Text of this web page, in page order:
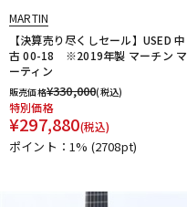
MARTIN
【決算売り尽くしセール】USED 中
古 00-18 ※2019年製 マーチン マ
ーティン
販売価格¥330,000(税込)
特別価格
¥297,880(税込)
ポイント：1% (2708pt)